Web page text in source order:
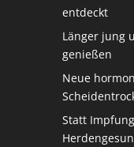
entdeckt
Länger jung
genießen
Neue
Statt